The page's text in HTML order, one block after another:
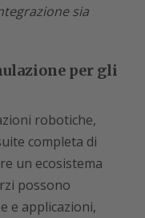
sia
per gli
robotiche,
completa di
un ecosistema
possono
e applicazioni,